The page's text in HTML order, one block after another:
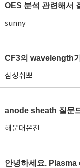
OES 분석 관련해서
sunny
삼성취뽀
anode sheath 질문
해운대온천